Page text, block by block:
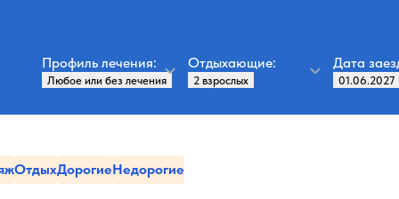
Профиль лечения: Отдыхающие: Дата
ОтдыхДорогиеНедорогие